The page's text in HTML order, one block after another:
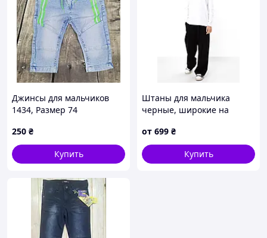
Джинсы для мальчиков
1434, Размер 74
250 ₴
Купить
Штаны для мальчика
черные, широкие на
140см, 146см, 152см,
158см, 164см, 170см
от 699 ₴
Купить